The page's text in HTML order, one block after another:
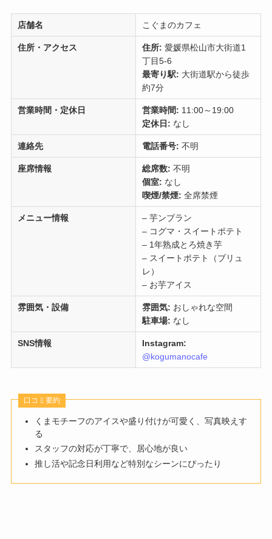
店舗名 こぐまのカフェ
住所・アクセス 住所: 愛媛県松山市大街道1
丁目5-6
最寄り駅: 大街道駅から徒歩
約7分
営業時間・定休日 営業時間: 11:00～19:00
定休日: なし
連絡先 電話番号: 不明
座席情報 総席数: 不明
個室: なし
喫煙/禁煙: 全席禁煙
メニュー情報
– 芋ンブラン
– コグマ・スイートポテト
– 1年熟成とろ焼き芋
– スイートポテト（ブリュ
レ）
– お芋アイス
雰囲気・設備 雰囲気: おしゃれな空間
駐車場: なし
SNS情報
Instagram:
@kogumanocafe
口コミ要約
くまモチーフのアイスや盛り付けが可愛く、写真映えす
る
スタッフの対応が丁寧で、居心地が良い
推し活や記念日利用など特別なシーンにぴったり